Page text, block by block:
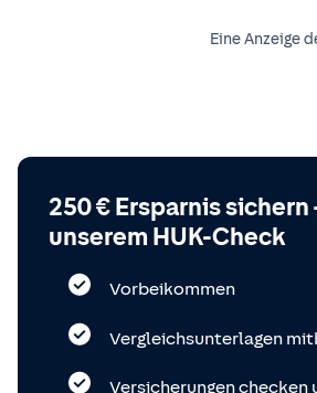
Eine Anzeige
250 € Ersparnis sichern
unserem HUK-Check
Vorbeikommen
Vergleichsunterlagen
Versicherungen checken